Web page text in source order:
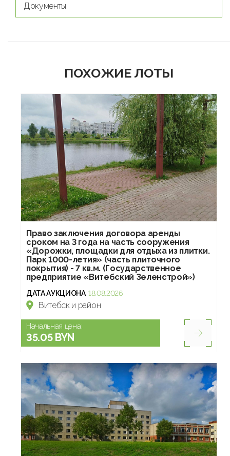
Документы
ПОХОЖИЕ ЛОТЫ
Право заключения договора аренды
сроком на 3 года на часть сооружения
«Дорожки, площадки для отдыха из плитки.
Парк 1000-летия» (часть плиточного
покрытия) - 7 кв.м. (Государственное
предприятие «Витебский Зеленстрой»)
ДАТА АУКЦИОНА 18.08.2026
Витебск и район
Начальная цена:
35.05 BYN